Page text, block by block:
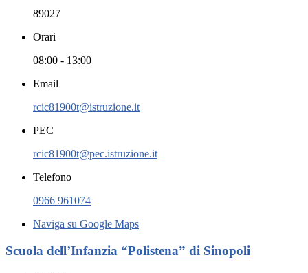
89027
Orari
08:00 - 13:00
Email
rcic81900t@istruzione.it
PEC
rcic81900t@pec.istruzione.it
Telefono
0966 961074
Naviga su Google Maps
Scuola dell’Infanzia “Polistena” di Sinopoli